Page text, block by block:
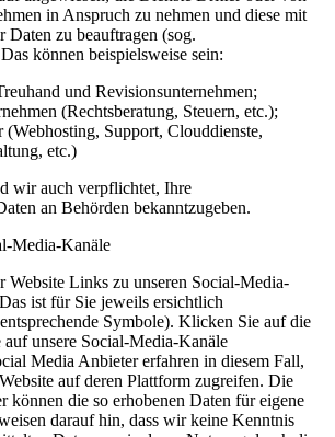
in Anspruch zu nehmen und diese mit
Daten zu beauftragen (sog.
können beispielsweise sein:
und Revisionsunternehmen;
(Rechtsberatung, Steuern, etc.);
(Webhosting, Support, Clouddienste,
etc.)
wir auch verpflichtet, Ihre
an Behörden bekanntzugeben.
Media-Kanäle
Website Links zu unseren Social-Media-
ist für Sie jeweils ersichtlich
Symbole). Klicken Sie auf die
unsere Social-Media-Kanäle
Media Anbieter erfahren in diesem Fall,
auf deren Plattform zugreifen. Die
können die so erhobenen Daten für eigene
darauf hin, dass wir keine Kenntnis